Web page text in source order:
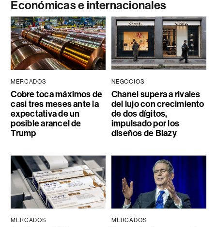
Económicas e internacionales
MERCADOS
Cobre toca máximos de
casi tres meses ante la
expectativa de un
posible arancel de
Trump
NEGOCIOS
Chanel supera a rivales
del lujo con crecimiento
de dos dígitos,
impulsado por los
diseños de Blazy
MERCADOS MERCADOS